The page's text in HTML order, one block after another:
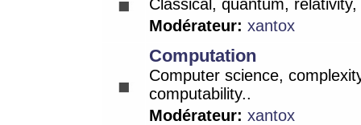
Classical, quantum,
Modérateur: xantox
Computation
Computer science,
computability..
Modérateur: xantox